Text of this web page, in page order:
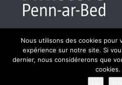
Site réalisé par HASLE -
Maltête - Isabelle et Pierre
Nous utilisons des cookies pour
expérience sur notre site. Si
dernier, nous considérerons que
cookies.